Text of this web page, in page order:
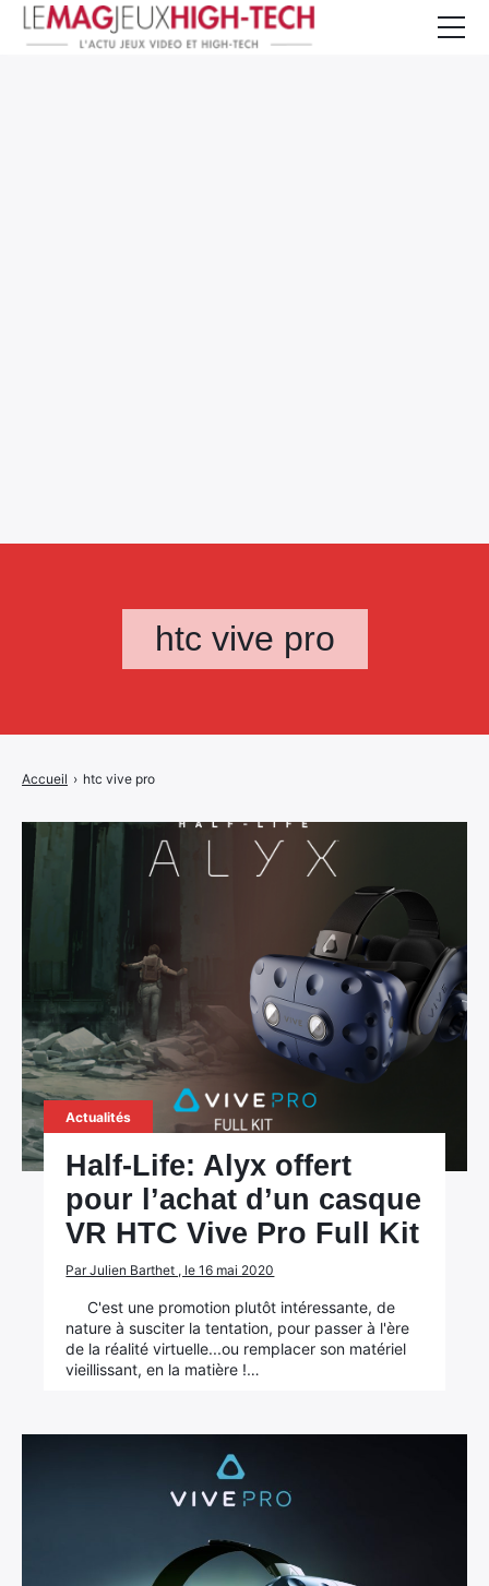
htc vive pro
Accueil › htc vive pro
Actualités
Half-Life: Alyx offert
pour l’achat d’un casque
VR HTC Vive Pro Full Kit
Par Julien Barthet , le 16 mai 2020
C'est une promotion plutôt intéressante, de
nature à susciter la tentation, pour passer à l'ère
de la réalité virtuelle...ou remplacer son matériel
vieillissant, en la matière !…